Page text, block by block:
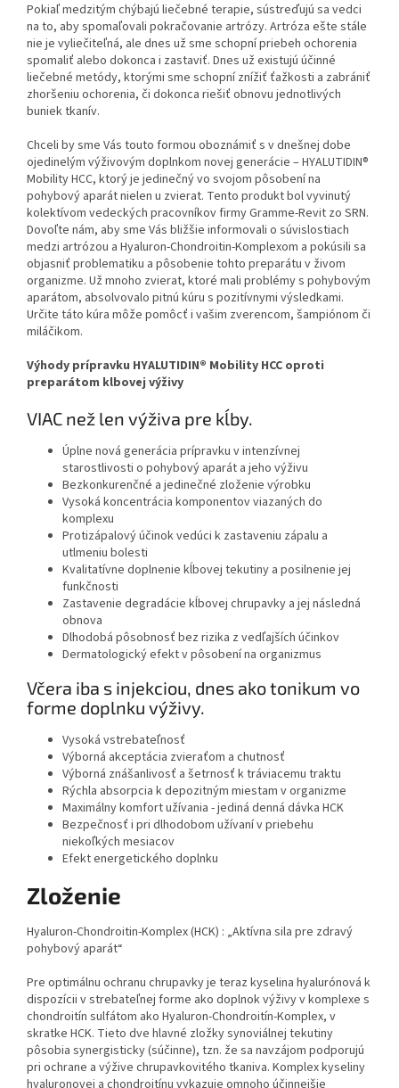
Pokiaľ medzitým chýbajú liečebné terapie, sústreďujú sa vedci
na to, aby spomaľovali pokračovanie artrózy. Artróza ešte stále
nie je vyliečiteľná, ale dnes už sme schopní priebeh ochorenia
spomaliť alebo dokonca i zastaviť. Dnes už existujú účinné
liečebné metódy, ktorými sme schopní znížiť ťažkosti a zabrániť
zhoršeniu ochorenia, či dokonca riešiť obnovu jednotlivých
buniek tkanív.
Chceli by sme Vás touto formou oboznámiť s v dnešnej dobe
ojedinelým výživovým doplnkom novej generácie – HYALUTIDIN®
Mobility HCC, ktorý je jedinečný vo svojom pôsobení na
pohybový aparát nielen u zvierat. Tento produkt bol vyvinutý
kolektívom vedeckých pracovníkov firmy Gramme-Revit zo SRN.
Dovoľte nám, aby sme Vás bližšie informovali o súvislostiach
medzi artrózou a Hyaluron-Chondroitin-Komplexom a pokúsili sa
objasniť problematiku a pôsobenie tohto preparátu v živom
organizme. Už mnoho zvierat, ktoré mali problémy s pohybovým
aparátom, absolvovalo pitnú kúru s pozitívnymi výsledkami.
Určite táto kúra môže pomôcť i vašim zverencom, šampiónom či
miláčikom.
Výhody prípravku HYALUTIDIN® Mobility HCC oproti
preparátom klbovej výživy
VIAC než len výživa pre kĺby.
Úplne nová generácia prípravku v intenzívnej
starostlivosti o pohybový aparát a jeho výživu
Bezkonkurenčné a jedinečné zloženie výrobku
Vysoká koncentrácia komponentov viazaných do
komplexu
Protizápalový účinok vedúci k zastaveniu zápalu a
utlmeniu bolesti
Kvalitatívne doplnenie kĺbovej tekutiny a posilnenie jej
funkčnosti
Zastavenie degradácie kĺbovej chrupavky a jej následná
obnova
Dlhodobá pôsobnosť bez rizika z vedľajších účinkov
Dermatologický efekt v pôsobení na organizmus
Včera iba s injekciou, dnes ako tonikum vo
forme doplnku výživy.
Vysoká vstrebateľnosť
Výborná akceptácia zvieraťom a chutnosť
Výborná znášanlivosť a šetrnosť k tráviacemu traktu
Rýchla absorpcia k depozitným miestam v organizme
Maximálny komfort užívania - jediná denná dávka HCK
Bezpečnosť i pri dlhodobom užívaní v priebehu
niekoľkých mesiacov
Efekt energetického doplnku
Zloženie
Hyaluron-Chondroitin-Komplex (HCK) : „Aktívna sila pre zdravý
pohybový aparát“
Pre optimálnu ochranu chrupavky je teraz kyselina hyalurónová k
dispozícii v strebateľnej forme ako doplnok výživy v komplexe s
chondroitín sulfátom ako Hyaluron-Chondroitín-Komplex, v
skratke HCK. Tieto dve hlavné zložky synoviálnej tekutiny
pôsobia synergisticky (súčinne), tzn. že sa navzájom podporujú
pri ochrane a výžive chrupavkovitého tkaniva. Komplex kyseliny
hyaluronovej a chondroitínu vykazuje omnoho účinnejšie